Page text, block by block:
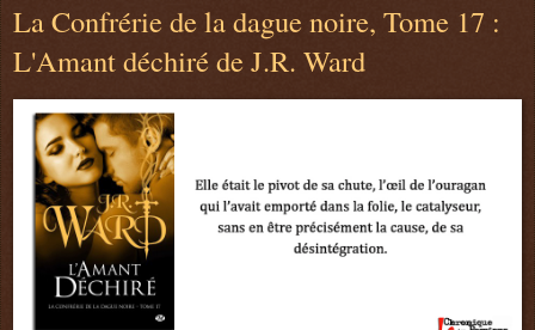
La Confrérie de la dague noire, Tome 17 :
L'Amant déchiré de J.R. Ward